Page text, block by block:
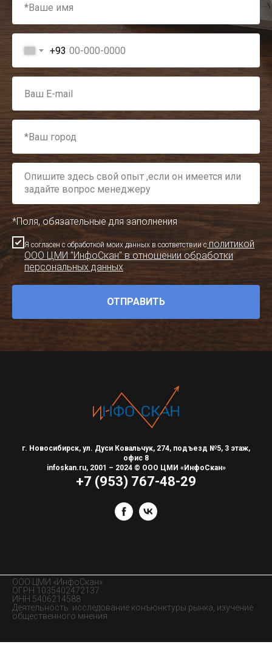
+93
*Поля, обязательные для заполнения
Я согласен с обработкой моих данных в соответствии с политикой
ООО ЦМИ "ИнфоСкан" в отношении обработки
персональных данных
ОТПРАВИТЬ
г. Новосибирск, ул. Дуси Ковальчук, 274, подъезд №5, 3 этаж,
офис 8
infoskan.ru, 2001 – 2024 © ООО ЦМИ «ИнфоСкан»
+7 (953) 767-48-29
ООО ЦМИ «ИнфоСкан»
ОГРН 1035402472137
ИНН 5406214588
Деятельность: исследование конъюнктуры рынка, изучение
общественного мнения